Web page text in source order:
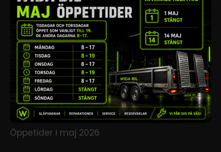
Öppetider i maj 2026